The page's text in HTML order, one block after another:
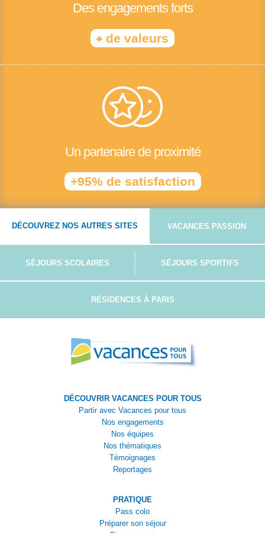
Des engagements forts
+ de valeurs
Un partenaire de proximité
+95% de satisfaction
DÉCOUVREZ NOS AUTRES SITES VACANCES PASSION
SÉJOURS SCOLAIRES SÉJOURS SPORTIFS
RÉSIDENCES À PARIS
DÉCOUVRIR VACANCES POUR TOUS
Partir avec Vacances pour tous
Nos engagements
Nos équipes
Nos thématiques
Témoignages
Reportages
PRATIQUE
Pass colo
Préparer son séjour